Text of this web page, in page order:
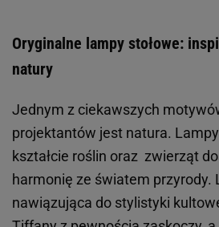
Oryginalne lampy stołowe:
natury
Jednym z ciekawszych
projektantów jest natura.
kształcie roślin oraz zwierząt
harmonię ze światem przyrody.
nawiązująca do stylistyki